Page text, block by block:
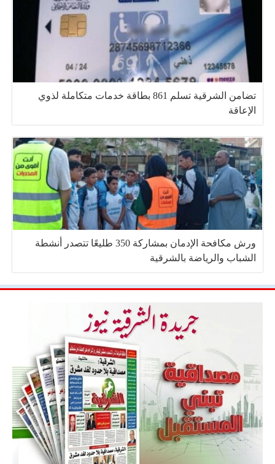
تضامن الشرقية تسلم 861 بطاقة خدمات متكاملة لذوي
الإعاقة
ورش مكافحة الإدمان بمشاركة 350 طليعًا تتصدر أنشطة
الشباب والرياضة بالشرقية